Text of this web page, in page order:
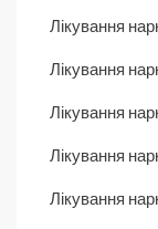
Лікування
Лікування
Лікування
Лікування
Лікування